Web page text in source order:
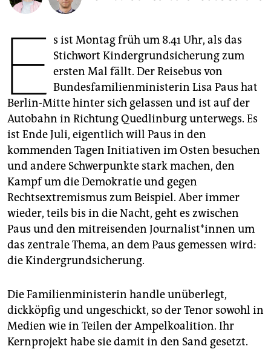
genossenschaft
epaper login
E s ist Montag früh um 8.41 Uhr, als das
Stichwort Kindergrundsicherung zum
ersten Mal fällt. Der Reisebus von
Bundesfamilienministerin Lisa Paus hat
Berlin-Mitte hinter sich gelassen und ist auf der
Autobahn in Richtung Quedlinburg unterwegs. Es
ist Ende Juli, eigentlich will Paus in den
kommenden Tagen Initiativen im Osten besuchen
und andere Schwerpunkte stark machen, den
Kampf um die Demokratie und gegen
Rechtsextremismus zum Beispiel. Aber immer
wieder, teils bis in die Nacht, geht es zwischen
Paus und den mitreisenden Jour­na­lis­t*in­nen um
das zentrale Thema, an dem Paus gemessen wird:
die Kindergrundsicherung.
Die Familienministerin handle unüberlegt,
dickköpfig und ungeschickt, so der Tenor sowohl in
Medien wie in Teilen der Ampelkoalition. Ihr
Kernprojekt habe sie damit in den Sand gesetzt.